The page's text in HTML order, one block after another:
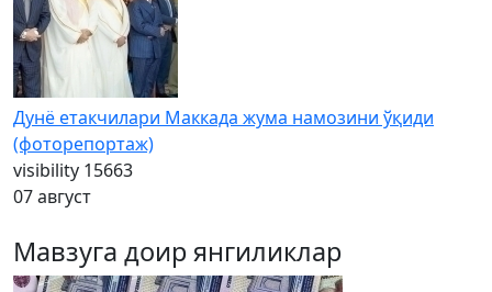
Дунё етакчилари Маккада жума намозини ўқиди
(фоторепортаж)
visibility 15663
07 август
Мавзуга доир янгиликлар